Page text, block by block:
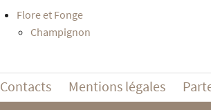
Flore et Fonge
Champignon
Contacts Mentions légales